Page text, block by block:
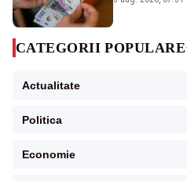
CATEGORII POPULARE
Actualitate
Politica
Economie